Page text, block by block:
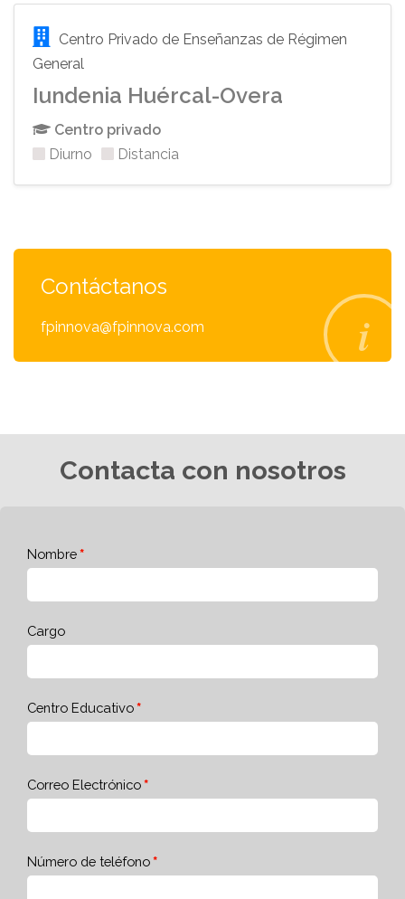
Centro Privado de Enseñanzas de Régimen
General
Iundenia Huércal-Overa
Centro privado
Diurno
Distancia
Contáctanos
fpinnova@fpinnova.com
Contacta con nosotros
Nombre
Cargo
Centro Educativo
Correo Electrónico
Número de teléfono